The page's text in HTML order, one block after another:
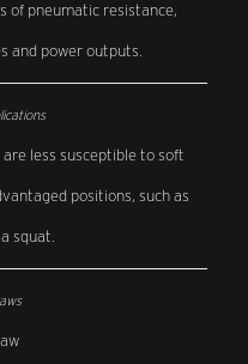
of pneumatic resistance,
and power outputs.
less susceptible to soft
positions, such as
squat.